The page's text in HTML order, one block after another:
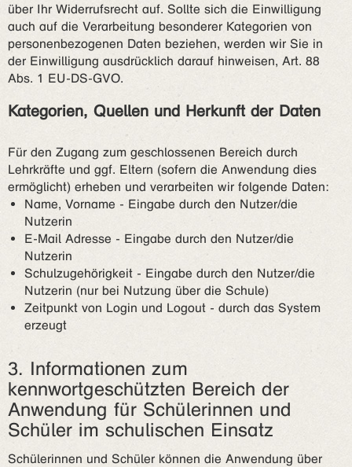
über Ihr Widerrufsrecht auf. Sollte sich die Einwilligung
auch auf die Verarbeitung besonderer Kategorien von
personenbezogenen Daten beziehen, werden wir Sie in
der Einwilligung ausdrücklich darauf hinweisen, Art. 88
Abs. 1 EU-DS-GVO.
Kategorien, Quellen und Herkunft der Daten
Für den Zugang zum geschlossenen Bereich durch
Lehrkräfte und ggf. Eltern (sofern die Anwendung dies
ermöglicht) erheben und verarbeiten wir folgende Daten:
Name, Vorname - Eingabe durch den Nutzer/die
Nutzerin
E-Mail Adresse - Eingabe durch den Nutzer/die
Nutzerin
Schulzugehörigkeit - Eingabe durch den Nutzer/die
Nutzerin (nur bei Nutzung über die Schule)
Zeitpunkt von Login und Logout - durch das System
erzeugt
3. Informationen zum
kennwortgeschützten Bereich der
Anwendung für Schülerinnen und
Schüler im schulischen Einsatz
Schülerinnen und Schüler können die Anwendung über